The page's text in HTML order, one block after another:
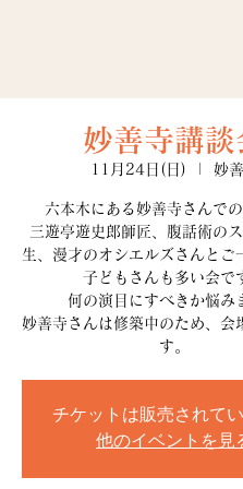
妙善寺講談
11月24日(日) 妙
六本木にある妙善寺さんでの
三遊亭遊史郎師匠、腹話術の
生、漫才のオシエルズさんとご
子どもさんも多い会で
何の演目にすべきか悩み
妙善寺さんは修築中のため、会
す。
チケットは販売されて
他のイベントを見